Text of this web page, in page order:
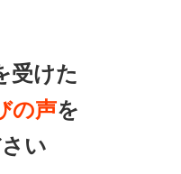
受けた
の声を
い